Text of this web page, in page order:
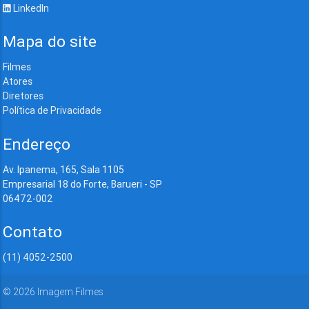
LinkedIn
Mapa do site
Filmes
Atores
Diretores
Política de Privacidade
Endereço
Av. Ipanema, 165, Sala 1105
Empresarial 18 do Forte, Barueri - SP
06472-002
Contato
(11) 4052-2500
© 2026 Imagem Filmes